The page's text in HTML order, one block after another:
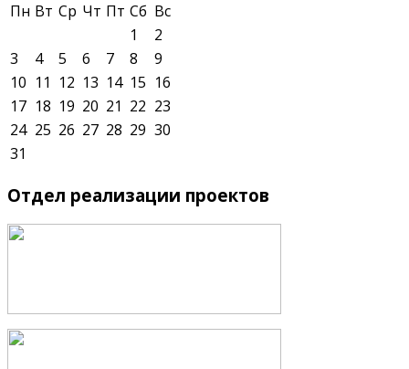
Пн Вт Ср Чт Пт Сб Вс
1
2
3
4 5 6 7 8
9
10 11 12 13 14 15 16
17 18 19 20 21 22 23
24 25 26 27 28 29 30
31
Отдел реализации проектов